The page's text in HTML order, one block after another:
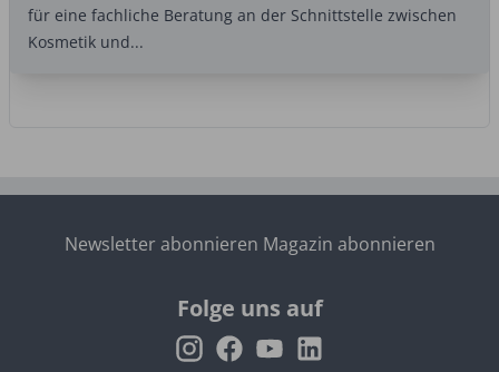
für eine fachliche Beratung an der Schnittstelle zwischen
Kosmetik und...
Newsletter abonnieren Magazin abonnieren
Folge uns auf